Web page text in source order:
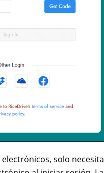
solo necesita